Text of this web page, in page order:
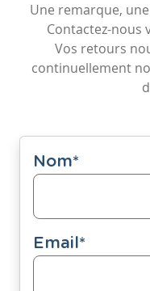
Une remarque,
Contactez-nous
Vos retours
continuellement
Nom*
Email*